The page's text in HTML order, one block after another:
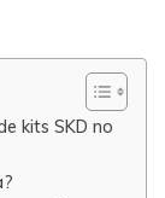
kits SKD no